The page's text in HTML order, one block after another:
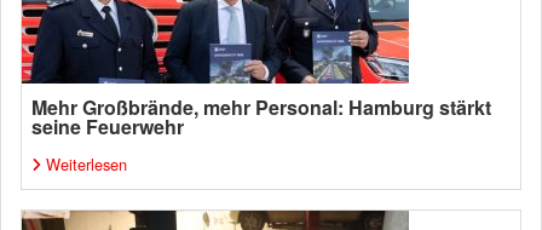
Mehr Großbrände, mehr Personal: Hamburg stärkt
seine Feuerwehr
Weiterlesen